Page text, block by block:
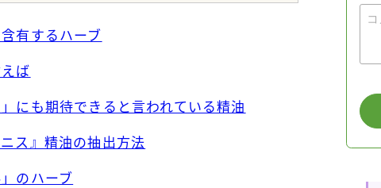
有するハーブ
ば
にも期待できると言われている精油
ス』精油の抽出方法
のハーブ